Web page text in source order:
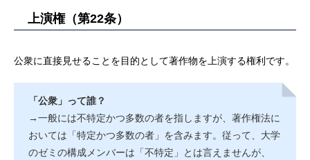
上演権（第22条）
公衆に直接見せることを目的として著作物を上演する権利です。
「公衆」って誰？
→一般には不特定かつ多数の者を指しますが、著作権法に
おいては「特定かつ多数の者」を含みます。従って、大学
のゼミの構成メンバーは「不特定」とは言えませんが、